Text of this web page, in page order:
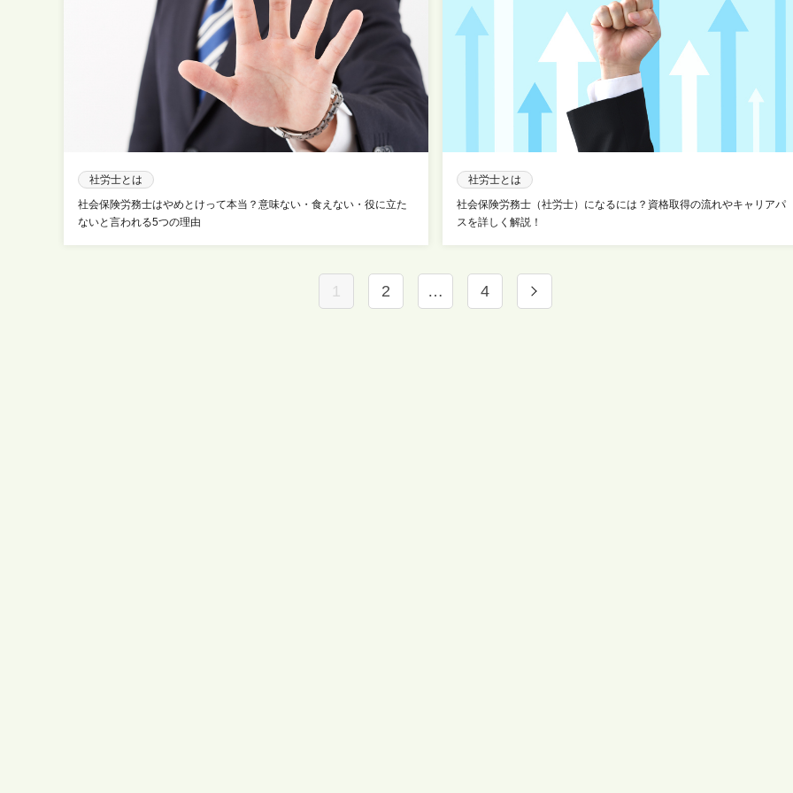
社労士とは
社会保険労務士はやめとけって本当？意味ない・食えない・役に立た
ないと言われる5つの理由
社労士とは
社会保険労務士（社労士）になるには？資格取得の流れやキャリアパ
スを詳しく解説！
1 2 … 4